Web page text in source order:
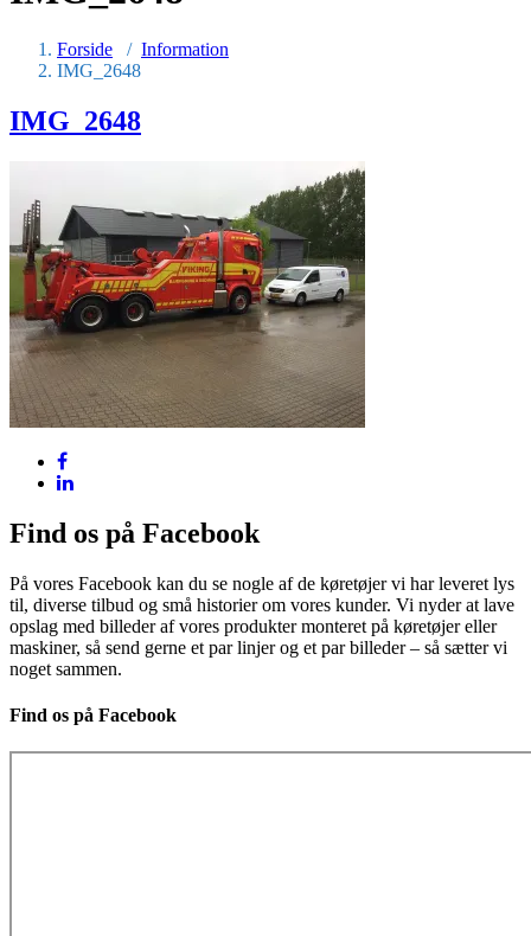
Forside / Information
IMG_2648
IMG_2648
Find os på Facebook
På vores Facebook kan du se nogle af de køretøjer vi har leveret lys
til, diverse tilbud og små historier om vores kunder. Vi nyder at lave
opslag med billeder af vores produkter monteret på køretøjer eller
maskiner, så send gerne et par linjer og et par billeder – så sætter vi
noget sammen.
Find os på Facebook